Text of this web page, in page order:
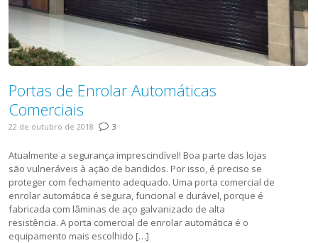
Portas de Enrolar Automáticas
Comerciais
22 de outubro de 2018 3
Atualmente a segurança imprescindível! Boa parte das lojas
são vulneráveis à ação de bandidos. Por isso, é preciso se
proteger com fechamento adequado. Uma porta comercial de
enrolar automática é segura, funcional e durável, porque é
fabricada com lâminas de aço galvanizado de alta
resistência. A porta comercial de enrolar automática é o
equipamento mais escolhido […]